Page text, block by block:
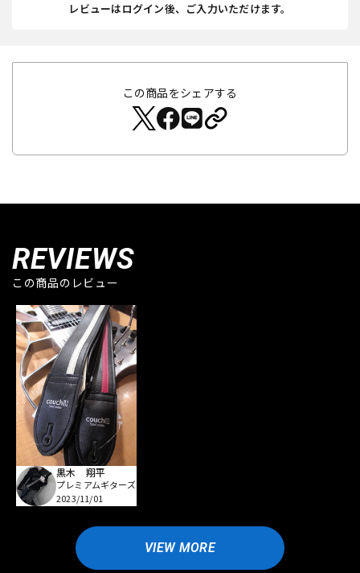
レビューはログイン後、ご入力いただけます。
この商品をシェアする
REVIEWS
この商品のレビュー
黒木 翔平
プレミアムギターズ
2023/11/01
VIEW MORE